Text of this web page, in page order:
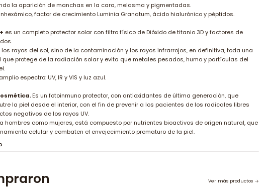
la aparición de manchas en la cara, melasma y pigmentadas.
factor de crecimiento Luminia Granatum, ácido hialurónico y péptidos.
es un completo protector solar con filtro físico de Dióxido de titanio 3D y factores de
los rayos del sol, sino de la contaminación y los rayos infrarrojos, en definitiva, toda una
protege de la radiación solar y evita que metales pesados, humo y partículas del
espectro: UV, IR y VIS y luz azul.
Es un fotoinmuno protector, con antioxidantes de última generación, que
la piel desde el interior, con el fin de prevenir a los pacientes de los radicales libres
negativos de los rayos UV.
hombres como mujeres, está compuesto por nutrientes bioactivos de origen natural, que
celular y combaten el envejecimiento prematuro de la piel.
Ver más productos